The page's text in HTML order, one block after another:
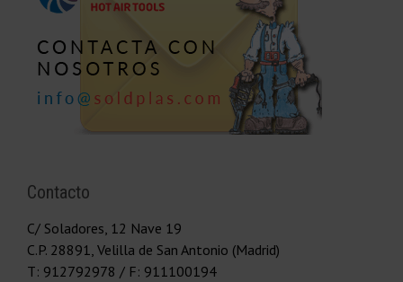
Contacto
C/ Soladores, 12 Nave 19
C.P. 28891 Velilla de San Antonio (Madrid)
T: 912792978 / F: 911100194